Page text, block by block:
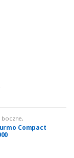
boczne,
Grzejniki CO
Compact